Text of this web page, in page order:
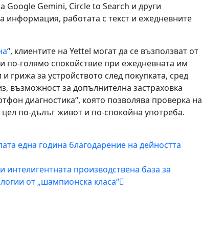
Google Gemini, Circle to Search и други
информация, работата с текст и ежедневните
“, клиентите на Yettel могат да се възползват от
по-голямо спокойствие при ежедневната им
грижа за устройството след покупката, сред
възможност за допълнителна застраховка
диагностика“, която позволява проверка на
по-дълъг живот и по-спокойна употреба.
една година благодарение на дейността
интелигентната производствена база за
от „шампионска класа“